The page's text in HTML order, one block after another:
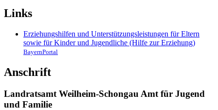
Links
Erziehungshilfen und Unterstützungsleistungen für Eltern
sowie für Kinder und Jugendliche (Hilfe zur Erziehung)
BayernPortal
Anschrift
Landratsamt Weilheim-Schongau Amt für Jugend
und Familie